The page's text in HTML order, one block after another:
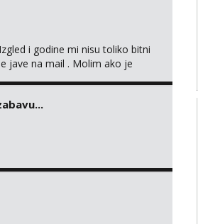
i godine mi nisu toliko bitni
jave na mail . Molim ako je